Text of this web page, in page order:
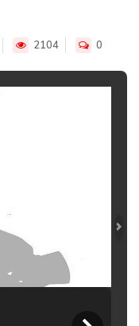
2104 0